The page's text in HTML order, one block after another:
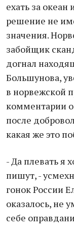
ехать за океан
решение не
значения.
забойщик
догнал
Большунова,
в норвежской
комментарии
после
какая же это
- Да плевать я
пишут, -
гонок России
оказалось, не
себе